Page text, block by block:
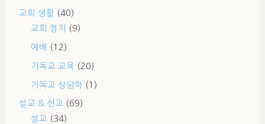
교회 생활 (40)
교회 정치
(9)
예배 (12)
기독교 교육 (20)
기독교 상담학 (1)
설교 & 선교 (69)
설교 (34)